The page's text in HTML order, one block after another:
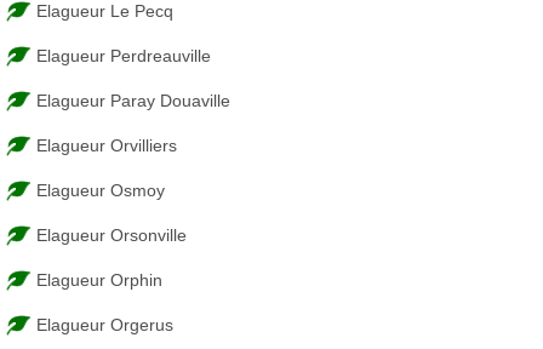
Elagueur Le Pecq
Elagueur Perdreauville
Elagueur Paray Douaville
Elagueur Orvilliers
Elagueur Osmoy
Elagueur Orsonville
Elagueur Orphin
Elagueur Orgerus